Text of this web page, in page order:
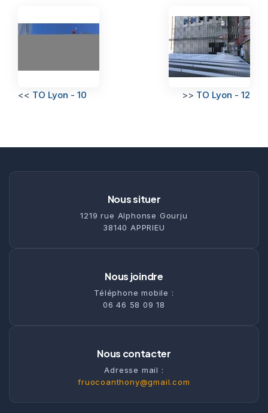
<< TO Lyon - 10 >> TO Lyon - 12
Nous situer
1219 rue Alphonse Gourju
38140 APPRIEU
Nous joindre
Téléphone mobile :
06 46 58 09 18
Nous contacter
Adresse mail :
fruocoanthony@gmail.com